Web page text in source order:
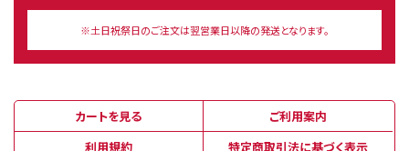
※土日祝祭日のご注文は翌営業日以降の発送となります。
カートを見る
ご利用案内
利用規約
特定商取引法に基づく表示